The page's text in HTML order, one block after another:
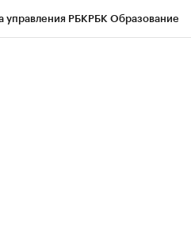
управления РБКРБК Образование